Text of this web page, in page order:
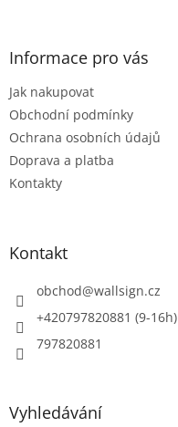
Informace pro vás
Jak nakupovat
Obchodní podmínky
Ochrana osobních údajů
Doprava a platba
Kontakty
Kontakt
obchod@wallsign.cz
+420797820881 (9-16h)
797820881
Vyhledávání